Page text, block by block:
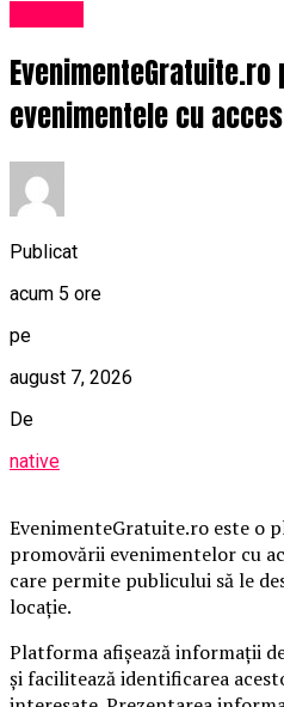
evenimentele cu
Publicat
acum 5 ore
pe
august 7, 2026
De
native
EvenimenteGratuite.ro este o
promovării evenimentelor cu
care permite publicului să le
locație.
Platforma afișează informații
și facilitează identificarea